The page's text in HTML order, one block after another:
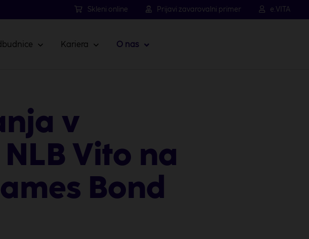
Skleni online Prijavi zavarovalni primer e.VITA
Kariera O nas
v
Vito na
Bond